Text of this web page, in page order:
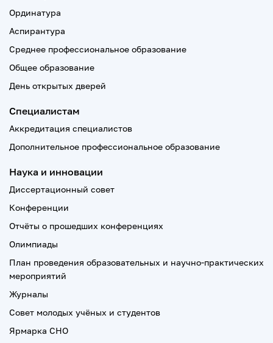
Ординатура
Аспирантура
Среднее профессиональное образование
Общее образование
День открытых дверей
Специалистам
Аккредитация специалистов
Дополнительное профессиональное образование
Наука и инновации
Диссертационный совет
Конференции
Отчёты о прошедших конференциях
Олимпиады
План проведения образовательных и научно-практических
мероприятий
Журналы
Совет молодых учёных и студентов
Ярмарка СНО